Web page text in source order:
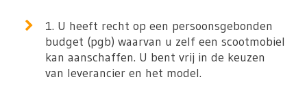
1. U heeft recht op een persoonsgebonden
budget (pgb) waarvan u zelf een scootmobiel
kan aanschaffen. U bent vrij in de keuzen
van leverancier en het model.